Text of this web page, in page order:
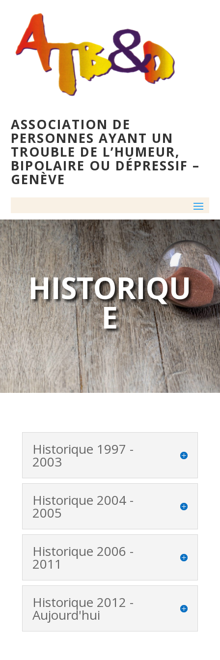
ASSOCIATION DE
PERSONNES AYANT UN
TROUBLE DE L’HUMEUR,
BIPOLAIRE OU DÉPRESSIF –
GENÈVE
HISTORIQU
E
Historique 1997 -
2003
Historique 2004 -
2005
Historique 2006 -
2011
Historique 2012 -
Aujourd'hui